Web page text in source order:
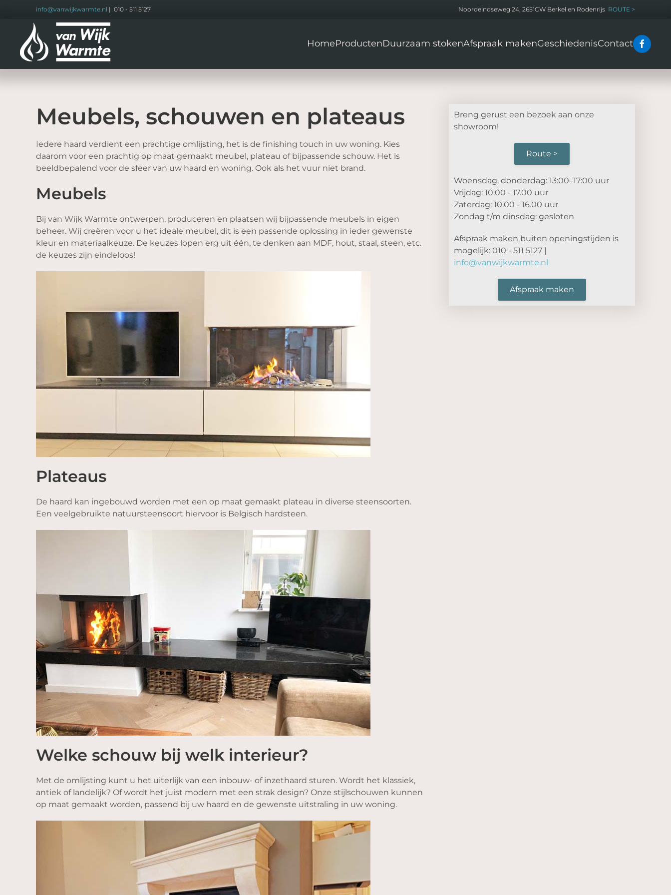
Terug
naar
hoofdinhoud
info@vanwijkwarmte.nl | 010 - 511 5127 Noordeindseweg 24, 2651CW Berkel en Rodenrijs ROUTE >
HomeProductenDuurzaam stokenAfspraak makenGeschiedenisContact
Meubels, schouwen en plateaus
Iedere haard verdient een prachtige omlijsting, het is de finishing touch in uw woning. Kies
daarom voor een prachtig op maat gemaakt meubel, plateau of bijpassende schouw. Het is
beeldbepalend voor de sfeer van uw haard en woning. Ook als het vuur niet brand.
Meubels
Bij van Wijk Warmte ontwerpen, produceren en plaatsen wij bijpassende meubels in eigen
beheer. Wij creëren voor u het ideale meubel, dit is een passende oplossing in ieder gewenste
kleur en materiaalkeuze. De keuzes lopen erg uit één, te denken aan MDF, hout, staal, steen, etc.
de keuzes zijn eindeloos!
Plateaus
De haard kan ingebouwd worden met een op maat gemaakt plateau in diverse steensoorten.
Een veelgebruikte natuursteensoort hiervoor is Belgisch hardsteen.
Welke schouw bij welk interieur?
Met de omlijsting kunt u het uiterlijk van een inbouw- of inzethaard sturen. Wordt het klassiek,
antiek of landelijk? Of wordt het juist modern met een strak design? Onze stijlschouwen kunnen
op maat gemaakt worden, passend bij uw haard en de gewenste uitstraling in uw woning.
Breng gerust een bezoek aan onze
showroom!
Route >
Woensdag, donderdag: 13:00–17:00 uur
Vrijdag: 10.00 - 17.00 uur
Zaterdag: 10.00 - 16.00 uur
Zondag t/m dinsdag: gesloten
Afspraak maken buiten openingstijden is
mogelijk: 010 - 511 5127 |
info@vanwijkwarmte.nl
Afspraak maken